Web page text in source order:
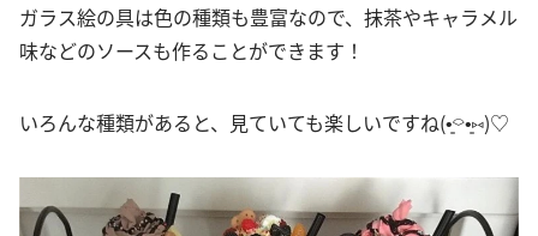
ガラス絵の具は色の種類も豊富なので、抹茶やキャラメル
味などのソースも作ることができます！
いろんな種類があると、見ていても楽しいですね(•͈⌔•͈⑅)♡